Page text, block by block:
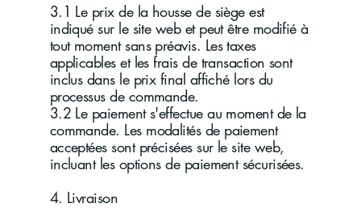
3.1 Le prix de la housse de siège est
indiqué sur le site web et peut être modifié à
tout moment sans préavis. Les taxes
applicables et les frais de transaction sont
inclus dans le prix final affiché lors du
processus de commande.
3.2 Le paiement s'effectue au moment de la
commande. Les modalités de paiement
acceptées sont précisées sur le site web,
incluant les options de paiement sécurisées.
4. Livraison